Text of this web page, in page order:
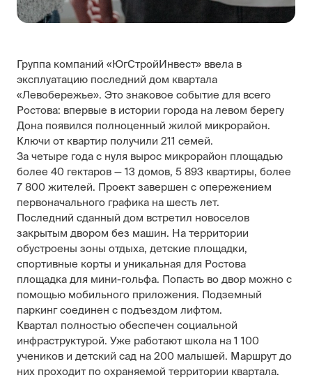
Группа компаний «ЮгСтройИнвест» ввела в
эксплуатацию последний дом квартала
«Левобережье». Это знаковое событие для всего
Ростова: впервые в истории города на левом берегу
Дона появился полноценный жилой микрорайон.
Ключи от квартир получили 211 семей.
За четыре года с нуля вырос микрорайон площадью
более 40 гектаров — 13 домов, 5 893 квартиры, более
7 800 жителей. Проект завершен с опережением
первоначального графика на шесть лет.
Последний сданный дом встретил новоселов
закрытым двором без машин. На территории
обустроены зоны отдыха, детские площадки,
спортивные корты и уникальная для Ростова
площадка для мини-гольфа. Попасть во двор можно с
помощью мобильного приложения. Подземный
паркинг соединен с подъездом лифтом.
Квартал полностью обеспечен социальной
инфраструктурой. Уже работают школа на 1 100
учеников и детский сад на 200 малышей. Маршрут до
них проходит по охраняемой территории квартала.